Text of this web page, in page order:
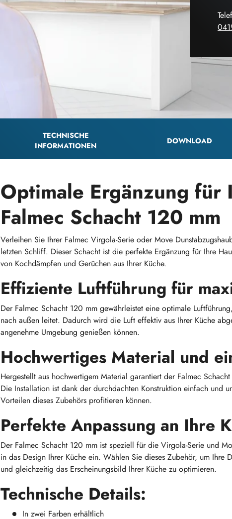
TECHNISCHE
INFORMATIONEN
DOWNLOAD
Optimale Ergänzung für
Falmec Schacht 120 mm
Verleihen Sie Ihrer Falmec Virgola-Serie oder Move
letzten Schliff. Dieser Schacht ist die perfekte Ergänzung für Ihre
von Kochdämpfen und Gerüchen aus Ihrer Küche.
Effiziente Luftführung für
Der Falmec Schacht 120 mm gewährleistet eine optimale
nach außen leitet. Dadurch wird die Luft effektiv aus Ihrer Küche
angenehme Umgebung genießen können.
Hochwertiges Material und
Hergestellt aus hochwertigem Material garantiert der Falmec
Die Installation ist dank der durchdachten Konstruktion einfach und
Vorteilen dieses Zubehörs profitieren können.
Perfekte Anpassung an Ihre
Der Falmec Schacht 120 mm ist speziell für die Virgola-Serie und
in das Design Ihrer Küche ein. Wählen Sie dieses Zubehör, um Ihre
und gleichzeitig das Erscheinungsbild Ihrer Küche zu optimieren.
Technische Details:
In zwei Farben erhältlich